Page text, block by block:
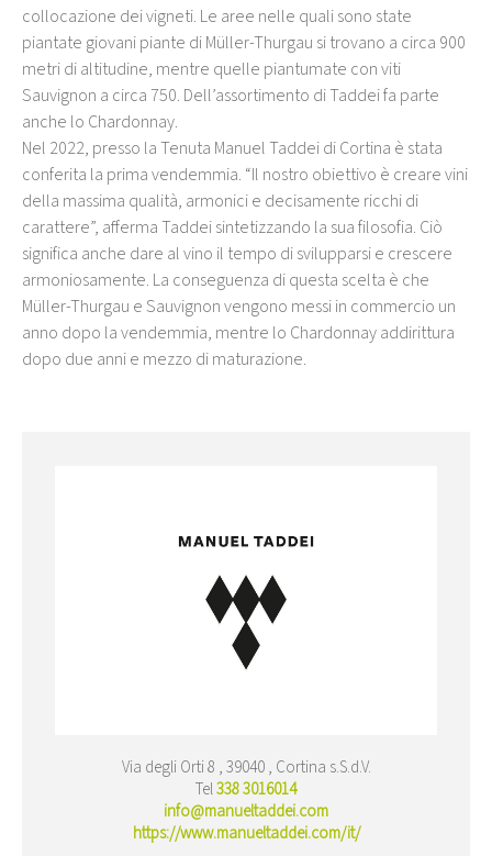
collocazione dei vigneti. Le aree nelle quali sono state
piantate giovani piante di Müller-Thurgau si trovano a circa 900
metri di altitudine, mentre quelle piantumate con viti
Sauvignon a circa 750. Dell’assortimento di Taddei fa parte
anche lo Chardonnay.
Nel 2022, presso la Tenuta Manuel Taddei di Cortina è stata
conferita la prima vendemmia. “Il nostro obiettivo è creare vini
della massima qualità, armonici e decisamente ricchi di
carattere”, afferma Taddei sintetizzando la sua filosofia. Ciò
significa anche dare al vino il tempo di svilupparsi e crescere
armoniosamente. La conseguenza di questa scelta è che
Müller-Thurgau e Sauvignon vengono messi in commercio un
anno dopo la vendemmia, mentre lo Chardonnay addirittura
dopo due anni e mezzo di maturazione.
Via degli Orti 8 , 39040 , Cortina s.S.d.V.
Tel338 3016014
info@manueltaddei.com
https://www.manueltaddei.com/it/